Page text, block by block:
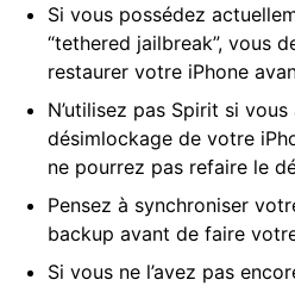
Si vous possédez
“tethered jailbreak”, vous
restaurer votre iPhone
N’utilisez pas Spirit si
désimlockage de votre
ne pourrez pas refaire le
Pensez à synchroniser
backup avant de faire
Si vous ne l’avez pas